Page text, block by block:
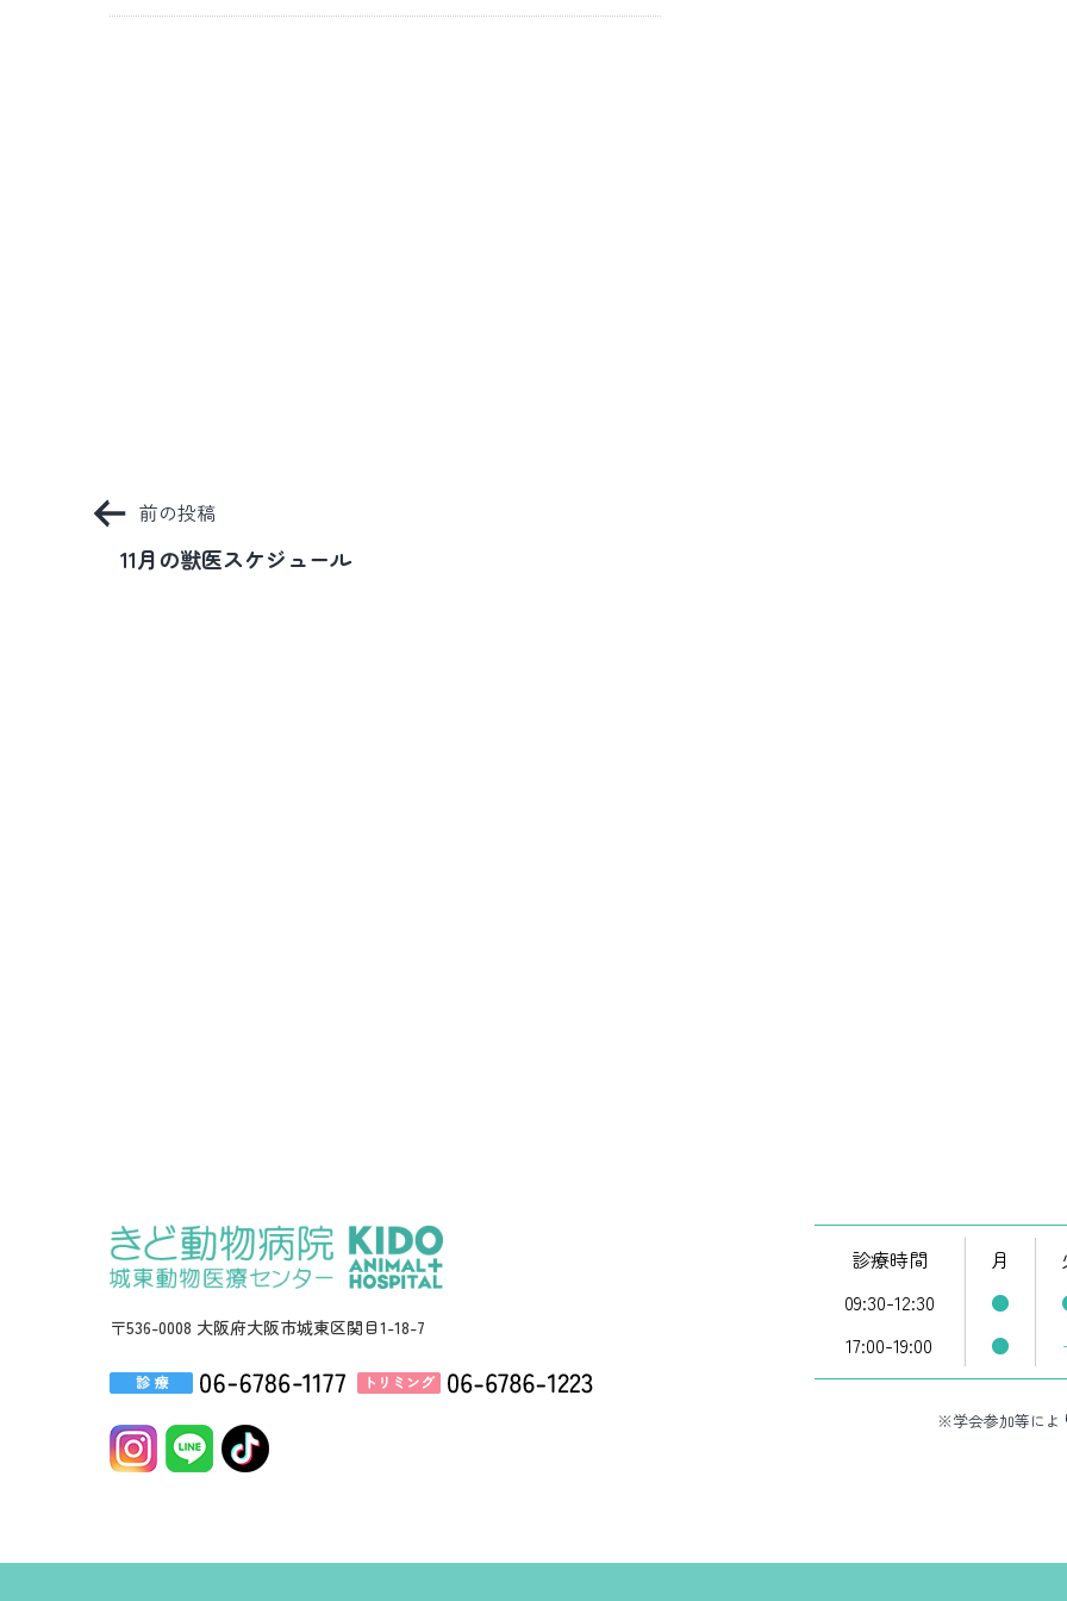
投
稿
前の投稿
11月の獣医スケジュール
〒536-0008 大阪府大阪市城東区関目1-18-7
診療時間 月
09:30-12:30
●
17:00-19:00 ●
※学会参加等によ